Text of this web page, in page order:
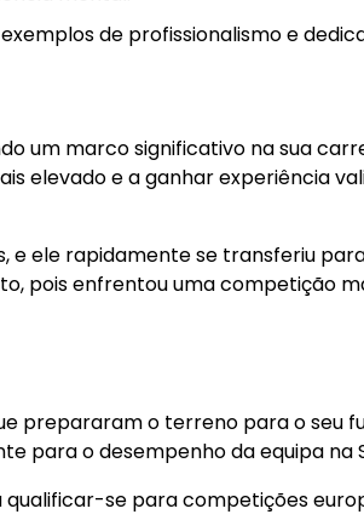
de profissionalismo e
um marco significativo na sua
elevado e a ganhar experiência
e ele rapidamente se transferiu
pois enfrentou uma competição
prepararam o terreno para o seu
para o desempenho da equipa na
qualificar-se para competições